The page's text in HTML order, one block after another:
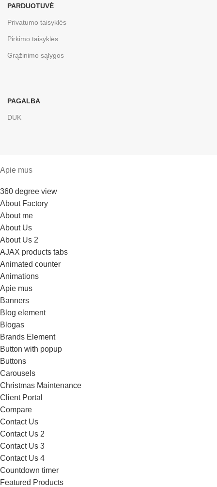
PARDUOTUVĖ
Privatumo taisyklės
Pirkimo taisyklės
Grąžinimo sąlygos
PAGALBA
DUK
Apie mus
360 degree view
About Factory
About me
About Us
About Us 2
AJAX products tabs
Animated counter
Animations
Apie mus
Banners
Blog element
Blogas
Brands Element
Button with popup
Buttons
Carousels
Christmas Maintenance
Client Portal
Compare
Contact Us
Contact Us 2
Contact Us 3
Contact Us 4
Countdown timer
Featured Products